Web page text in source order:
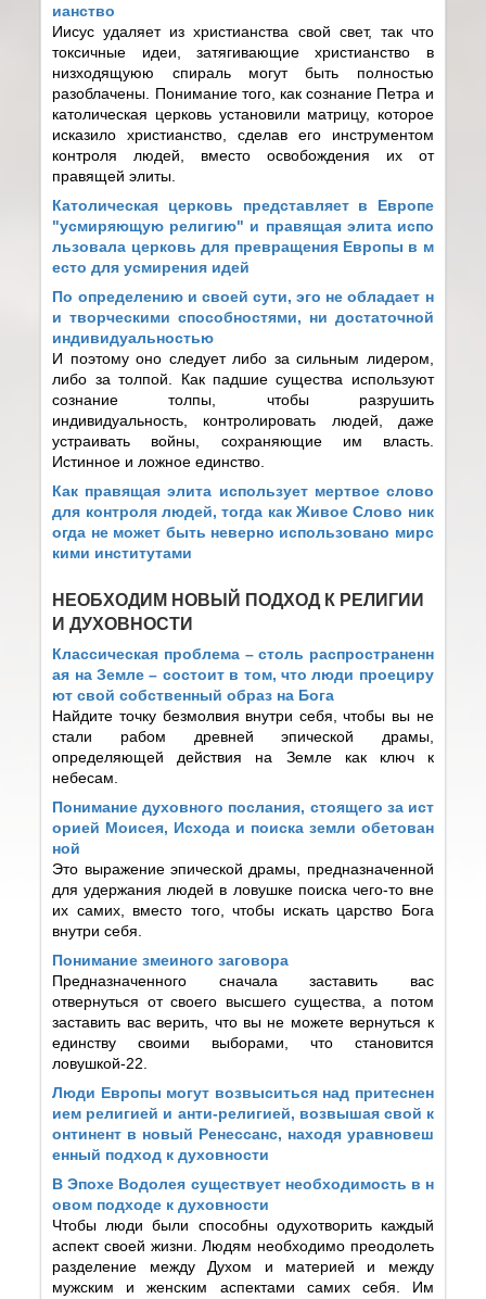
ианство
Иисус удаляет из христианства свой свет, так что
токсичные идеи, затягивающие христианство в
низходящуюю спираль могут быть полностью
разоблачены. Понимание того, как сознание Петра и
католическая церковь установили матрицу, которое
исказило христианство, сделав его инструментом
контроля людей, вместо освобождения их от
правящей элиты.
Католическая церковь представляет в Европе
"усмиряющую религию" и правящая элита испо
льзовала церковь для превращения Европы в м
есто для усмирения идей
По определению и своей сути, эго не обладает н
и творческими способностями, ни достаточной
индивидуальностью
И поэтому оно следует либо за сильным лидером,
либо за толпой. Как падшие существа используют
сознание толпы, чтобы разрушить
индивидуальность, контролировать людей, даже
устраивать войны, сохраняющие им власть.
Истинное и ложное единство.
Как правящая элита использует мертвое слово
для контроля людей, тогда как Живое Слово ник
огда не может быть неверно использовано мирс
кими институтами
НЕОБХОДИМ НОВЫЙ ПОДХОД К РЕЛИГИИ
И ДУХОВНОСТИ
Классическая проблема – столь распространенн
ая на Земле – состоит в том, что люди проециру
ют свой собственный образ на Бога
Найдите точку безмолвия внутри себя, чтобы вы не
стали рабом древней эпической драмы,
определяющей действия на Земле как ключ к
небесам.
Понимание духовного послания, стоящего за ист
орией Моисея, Исхода и поиска земли обетован
ной
Это выражение эпической драмы, предназначенной
для удержания людей в ловушке поиска чего-то вне
их самих, вместо того, чтобы искать царство Бога
внутри себя.
Понимание змеиного заговора
Предназначенного сначала заставить вас
отвернуться от своего высшего существа, а потом
заставить вас верить, что вы не можете вернуться к
единству своими выборами, что становится
ловушкой-22.
Люди Европы могут возвыситься над притеснен
ием религией и анти-религией, возвышая свой к
онтинент в новый Ренессанс, находя уравновеш
енный подход к духовности
В Эпохе Водолея существует необходимость в н
овом подходе к духовности
Чтобы люди были способны одухотворить каждый
аспект своей жизни. Людям необходимо преодолеть
разделение между Духом и материей и между
мужским и женским аспектами самих себя. Им